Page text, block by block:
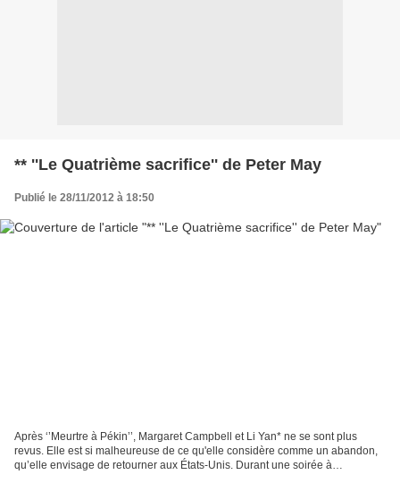
** ''Le Quatrième sacrifice'' de Peter May
Publié le 28/11/2012 à 18:50
Après ‘’Meurtre à Pékin’’, Margaret Campbell et Li Yan* ne se sont plus
revus. Elle est si malheureuse de ce qu'elle considère comme un abandon,
qu’elle envisage de retourner aux États-Unis. Durant une soirée à